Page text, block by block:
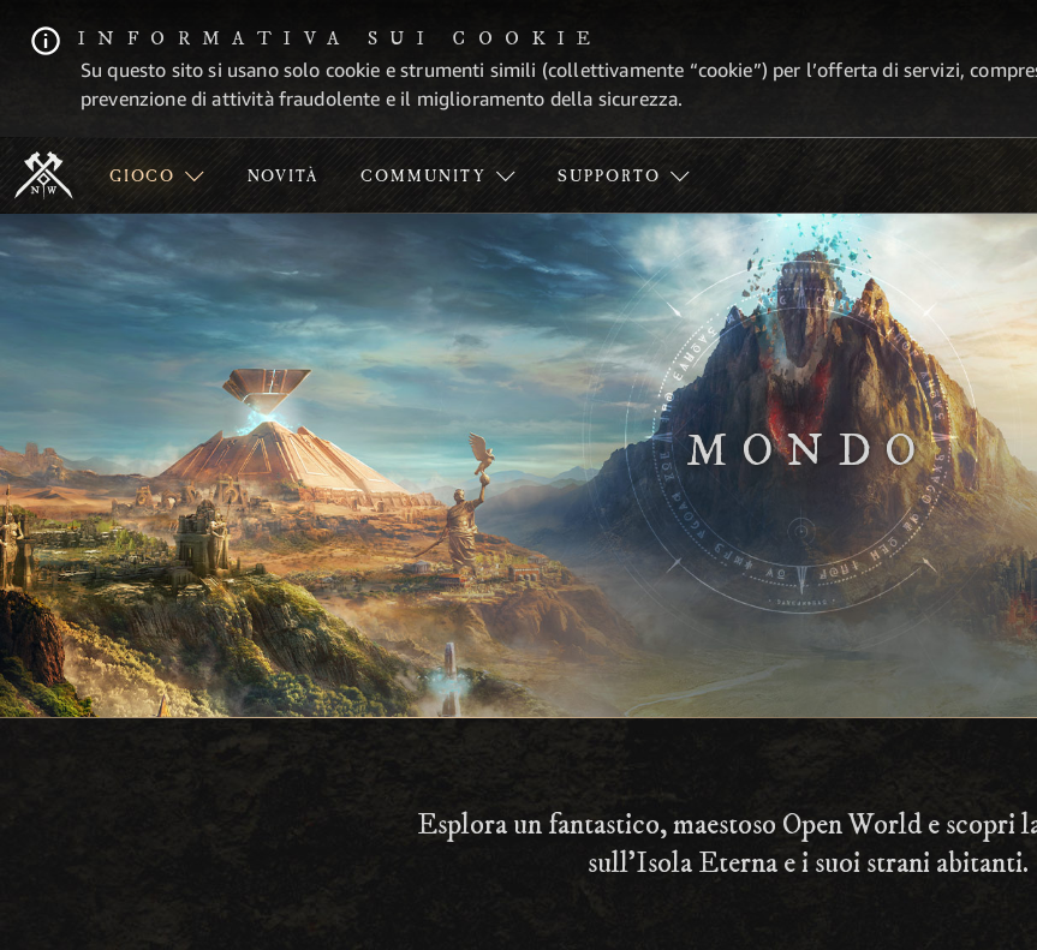
INFORMATIVA SUI COOKIE
Su questo sito si usano solo cookie e strumenti simili (collettivamente “cookie”) per l’offerta di servizi,
prevenzione di attività fraudolente e il miglioramento della sicurezza.
GIOCO NOVITÀ COMMUNITY SUPPORTO
MONDO
Esplora un fantastico, maestoso Open World e scopri
sull’Isola Eterna e i suoi strani abitanti.